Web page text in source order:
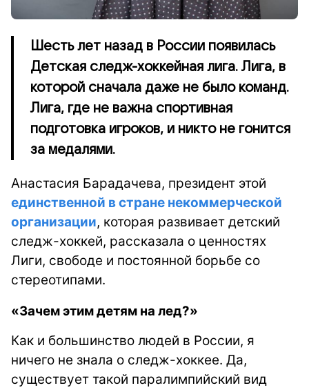
Шесть лет назад в России появилась
Детская следж-хоккейная лига. Лига, в
которой сначала даже не было команд.
Лига, где не важна спортивная
подготовка игроков, и никто не гонится
за медалями.
Анастасия Барадачева, президент этой
единственной в стране некоммерческой
организации, которая развивает детский
следж-хоккей, рассказала о ценностях
Лиги, свободе и постоянной борьбе со
стереотипами.
«Зачем этим детям на лед?»
Как и большинство людей в России, я
ничего не знала о следж-хоккее. Да,
существует такой паралимпийский вид